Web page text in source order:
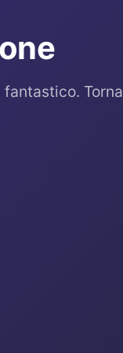
Torna